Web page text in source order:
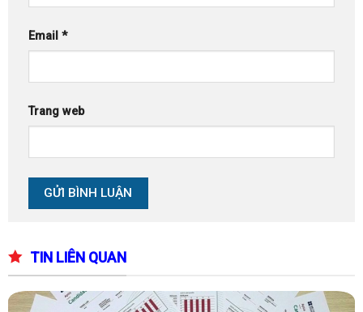
Email *
Trang web
TIN LIÊN QUAN